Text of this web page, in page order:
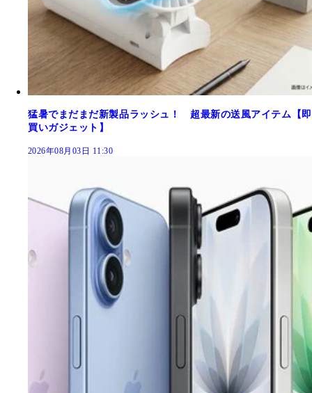
猛暑でまだまだ新製品ラッシュ！ 超最新の送風アイテム【即
買いガジェット】
2026年08月03日 11:30